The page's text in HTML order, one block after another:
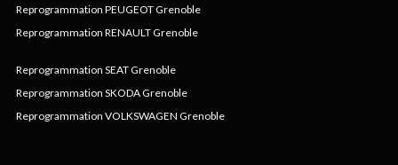
Reprogrammation PEUGEOT Grenoble
Reprogrammation RENAULT Grenoble
Reprogrammation SEAT Grenoble
Reprogrammation SKODA Grenoble
Reprogrammation VOLKSWAGEN Grenoble